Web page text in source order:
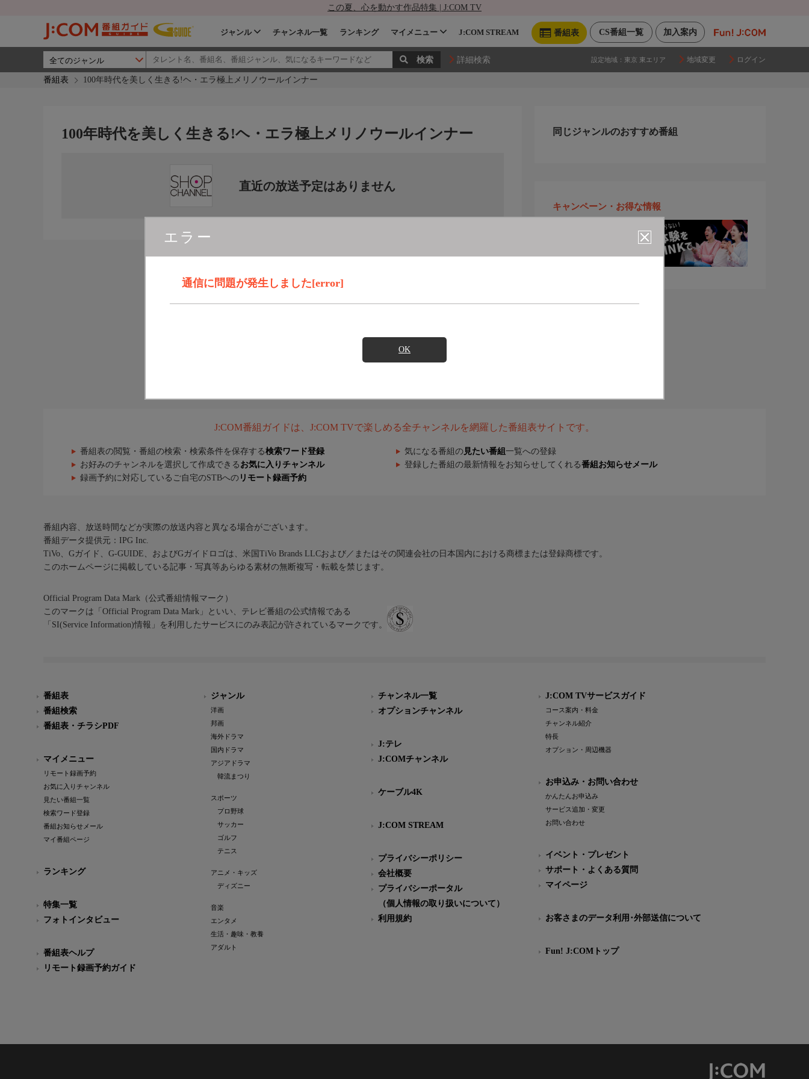
この夏、心を動かす作品特集 | J:COM TV
加入案内
CS番組一覧
番組表
ジャンル チャンネル一覧 ランキング マイメニュー J:COM STREAM
詳細検索 設定地域： 東京 東エリア 地域変更 ログイン
番組表 100年時代を美しく生きる!ヘ・エラ極上メリノウールインナー
エラー
通信に問題が発生しました[error]
OK
100年時代を美しく生きる!ヘ・エラ極上メリノウールインナー
直近の放送予定はありません
同じジャンルのおすすめ番組
キャンペーン・お得な情報
J:COM番組ガイドは、J:COM TVで楽しめる全チャンネルを網羅した番組表サイトです。
番組表の閲覧・番組の検索・検索条件を保存する検索ワード登録 気になる番組の 見たい番組 一覧への登録
お好みのチャンネルを選択して作成できる お気に入りチャンネル 登録した番組の最新情報をお知らせしてくれる番組お知らせメール
録画予約に対応しているご自宅のSTBへの リモート録画予約
番組内容、放送時間などが実際の放送内容と異なる場合がございます。
番組データ提供元：IPG Inc.
TiVo、Gガイド、G-GUIDE、およびGガイドロゴは、米国TiVo Brands LLCおよび／またはその関連会社の日本国内における商標または登録商標です。
このホームページに掲載している記事・写真等あらゆる素材の無断複写・転載を禁じます。
Official Program Data Mark（公式番組情報マーク）
このマークは「Official Program Data Mark」といい、テレビ番組の公式情報である
「SI(Service Information)情報」を利用したサービスにのみ表記が許されているマークです。
番組表
番組検索
番組表・チラシPDF
マイメニュー
リモート録画予約
お気に入りチャンネル
見たい番組一覧
検索ワード登録
番組お知らせメール
マイ番組ページ
ランキング
特集一覧
フォトインタビュー
番組表ヘルプ
リモート録画予約ガイド
ジャンル
洋画
邦画
海外ドラマ
国内ドラマ
アジアドラマ
韓流まつり
スポーツ
プロ野球
サッカー
ゴルフ
テニス
アニメ・キッズ
ディズニー
音楽
エンタメ
生活・趣味・教養
アダルト
チャンネル一覧
オプションチャンネル
J:テレ
J:COMチャンネル
ケーブル4K
J:COM STREAM
プライバシーポリシー
会社概要
プライバシーポータル
（個人情報の取り扱いについて）
利用規約
J:COM TVサービスガイド
コース案内・料金
チャンネル紹介
特長
オプション・周辺機器
お申込み・お問い合わせ
かんたんお申込み
サービス追加・変更
お問い合わせ
イベント・プレゼント
サポート・よくある質問
マイページ
お客さまのデータ利用･外部送信について
Fun! J:COMトップ